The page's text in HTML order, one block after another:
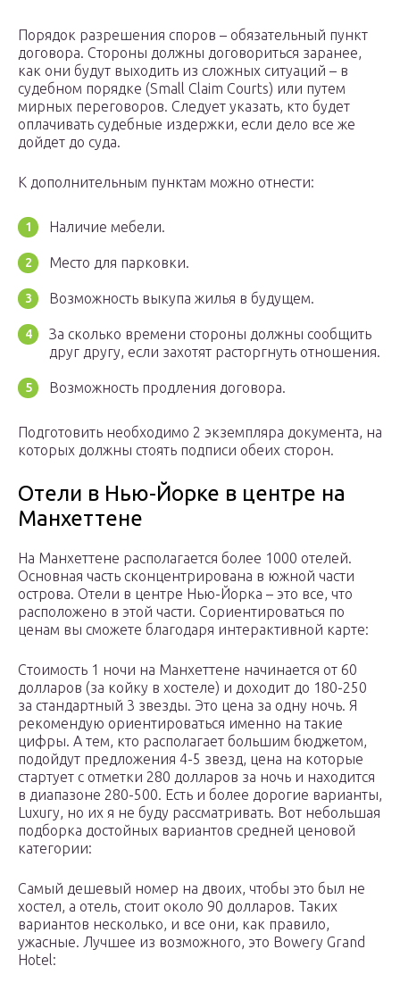
Порядок разрешения споров – обязательный пункт
договора. Стороны должны договориться заранее,
как они будут выходить из сложных ситуаций – в
судебном порядке (Small Claim Courts) или путем
мирных переговоров. Следует указать, кто будет
оплачивать судебные издержки, если дело все же
дойдет до суда.
К дополнительным пунктам можно отнести:
Наличие мебели.
Место для парковки.
Возможность выкупа жилья в будущем.
За сколько времени стороны должны сообщить
друг другу, если захотят расторгнуть отношения.
Возможность продления договора.
Подготовить необходимо 2 экземпляра документа, на
которых должны стоять подписи обеих сторон.
Отели в Нью-Йорке в центре на
Манхеттене
На Манхеттене располагается более 1000 отелей.
Основная часть сконцентрирована в южной части
острова. Отели в центре Нью-Йорка – это все, что
расположено в этой части. Сориентироваться по
ценам вы сможете благодаря интерактивной карте:
Стоимость 1 ночи на Манхеттене начинается от 60
долларов (за койку в хостеле) и доходит до 180-250
за стандартный 3 звезды. Это цена за одну ночь. Я
рекомендую ориентироваться именно на такие
цифры. А тем, кто располагает большим бюджетом,
подойдут предложения 4-5 звезд, цена на которые
стартует с отметки 280 долларов за ночь и находится
в диапазоне 280-500. Есть и более дорогие варианты,
Luxury, но их я не буду рассматривать. Вот небольшая
подборка достойных вариантов средней ценовой
категории:
Самый дешевый номер на двоих, чтобы это был не
хостел, а отель, стоит около 90 долларов. Таких
вариантов несколько, и все они, как правило,
ужасные. Лучшее из возможного, это Bowery Grand
Hotel: